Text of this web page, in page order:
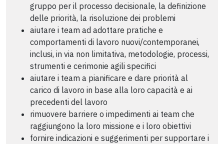
gruppo per il processo decisionale, la definizione
delle priorità, la risoluzione dei problemi
aiutare i team ad adottare pratiche e
comportamenti di lavoro nuovi/contemporanei,
inclusi, in via non limitativa, metodologie, processi,
strumenti e cerimonie agili specifici
aiutare i team a pianificare e dare priorità al
carico di lavoro in base alla loro capacità e ai
precedenti del lavoro
rimuovere barriere o impedimenti ai team che
raggiungono la loro missione e i loro obiettivi
fornire indicazioni e suggerimenti per supportare i